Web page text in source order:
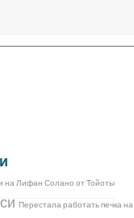
на Лифан Солано от Тойоты
Перестала работать печка на